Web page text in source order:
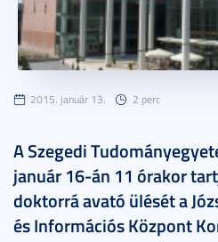
2015. január 13. 2 perc
A Szegedi
január 16-án 11 órakor
doktorrá avató ülését a
és Információs Központ